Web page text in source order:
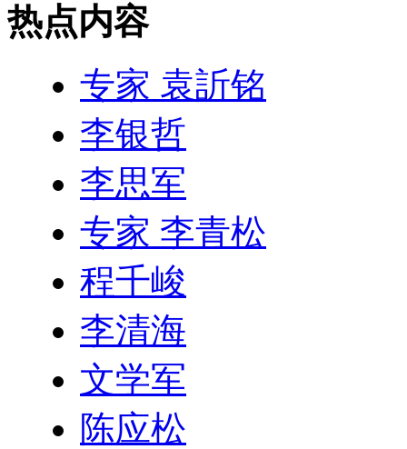
热点内容
专家 袁訢铭
李银哲
李思军
专家 李青松
程千峻
李清海
文学军
陈应松